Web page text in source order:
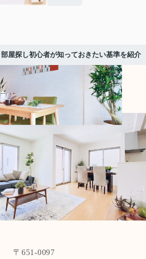
屋探し初心者が知っておきたい基準を紹介
〒651-0097